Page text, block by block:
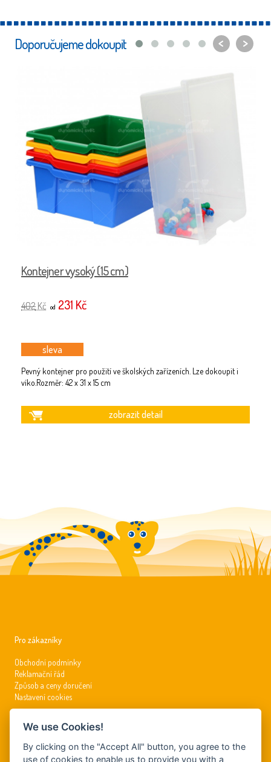
Doporučujeme dokoupit
Kontejner vysoký (15 cm)
402 Kč od 231 Kč
sleva
Pevný kontejner pro použití ve školských zařízeních. Lze dokoupit i
víko.Rozměr: 42 x 31 x 15 cm
zobrazit detail
< >
Pro zákazníky
Obchodní podmínky
Reklamační řád
Způsob a ceny doručení
Nastavení cookies
Kontakty
info@dynamickysvet.cz
We use Cookies!
By clicking on the "Accept All" button, you agree to the
use of cookies to enable us to provide you with a